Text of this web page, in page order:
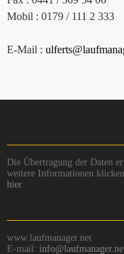
Mobil : 0179 / 111 2 333
E-Mail :
Die Übertragung der Daten
weitere Informationen
hier
www.laufmanager.net
E-mail: